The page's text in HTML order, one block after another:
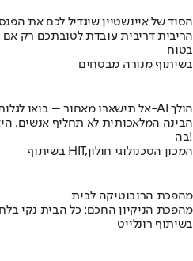
הסוד של איינשטיין שיגדיל לכם את
הריבית דריבית עובדת לטובתכם רק
בטוח
בשיתוף מנורה מבטחים
אל תישארו מאחור – בואו לגלות לאן ה-AI הולך
הבינה המלאכותית לא תחליף אנשים,
בה!
בשיתוף HIT,המכון הטכנולוגי חולון
מהפכת הרובוטיקה לבית
מהפכת הניקיון החכם: כל הבית נקי
בשיתוף רונלייט